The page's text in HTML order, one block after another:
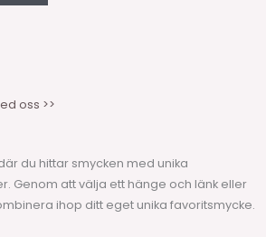
oss >>
du hittar smycken med unika
Genom att välja ett hänge och länk eller
ihop ditt eget unika favoritsmycke.